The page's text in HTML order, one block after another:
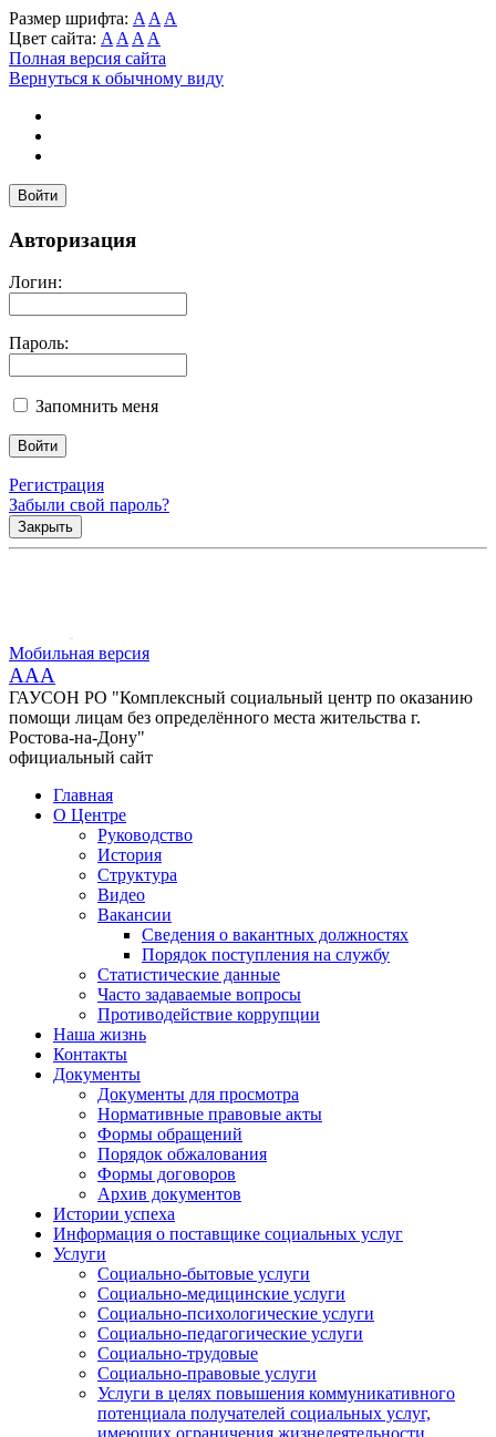
Размер шрифта: A A A
Цвет сайта: A A A A
Полная версия сайта
Вернуться к обычному виду
Войти
Авторизация
Логин:
Пароль:
Запомнить меня
Регистрация
Забыли свой пароль?
Закрыть
Мобильная версия
AAA
ГАУСОН РО "Комплексный социальный центр по оказанию
помощи лицам без определённого места жительства г.
Ростова-на-Дону"
официальный сайт
Главная
О Центре
Руководство
История
Структура
Видео
Вакансии
Сведения о вакантных должностях
Порядок поступления на службу
Статистические данные
Часто задаваемые вопросы
Противодействие коррупции
Наша жизнь
Контакты
Документы
Документы для просмотра
Нормативные правовые акты
Формы обращений
Порядок обжалования
Формы договоров
Архив документов
Истории успеха
Информация о поставщике социальных услуг
Услуги
Социально-бытовые услуги
Социально-медицинские услуги
Социально-психологические услуги
Социально-педагогические услуги
Социально-трудовые
Социально-правовые услуги
Услуги в целях повышения коммуникативного
потенциала получателей социальных услуг,